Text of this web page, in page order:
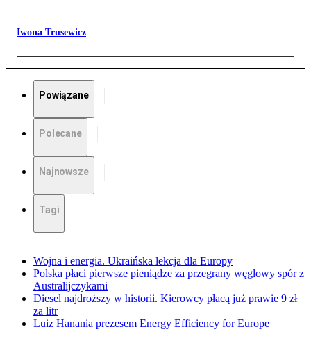
Iwona Trusewicz
Powiązane
Polecane
Najnowsze
Tagi
Wojna i energia. Ukraińska lekcja dla Europy
Polska płaci pierwsze pieniądze za przegrany węglowy spór z
Australijczykami
Diesel najdroższy w historii. Kierowcy płacą już prawie 9 zł
za litr
Luiz Hanania prezesem Energy Efficiency for Europe